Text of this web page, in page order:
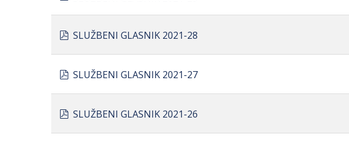
pdf
SLUŽBENI GLASNIK 2021-28
pdf
SLUŽBENI GLASNIK 2021-27
pdf
SLUŽBENI GLASNIK 2021-26